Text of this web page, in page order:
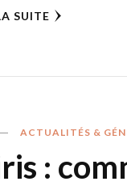
SUITE
ACTUALITÉS &
: